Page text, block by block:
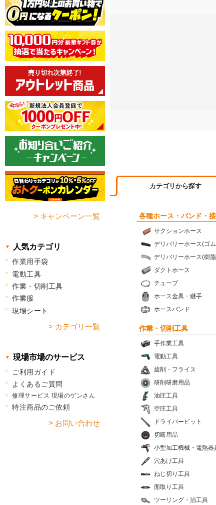
カテゴリから探す
各種ホース・バンド・
サクションホース
デリバリーホース(ゴ
デリバリーホース(樹
ダクトホース
チューブ
ホース金具・継手
ホースバンド
作業・切削工具
手作業工具
電動工具
旋削・フライス
研削研磨用品
油圧工具
空圧工具
ドライバービット
切断用品
小型加工機械・電熱器
穴あけ工具
ねじ切り工具
面取り工具
ツーリング・治工具
> キャンペーン一覧
人気カテゴリ
作業用手袋
電動工具
作業・切削工具
作業服
現場シート
> カテゴリ一覧
現場市場のサービス
ご利用ガイド
よくあるご質問
修理サービス 現場のゲンさん
特注商品のご依頼
> お問い合わせ